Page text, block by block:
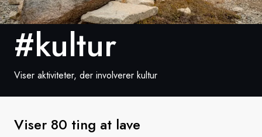
DanmarkFrankrig
Sverige
Danmark
Norge
#kultur
Viser aktiviteter, der involverer kultur
Viser 80 ting at lave